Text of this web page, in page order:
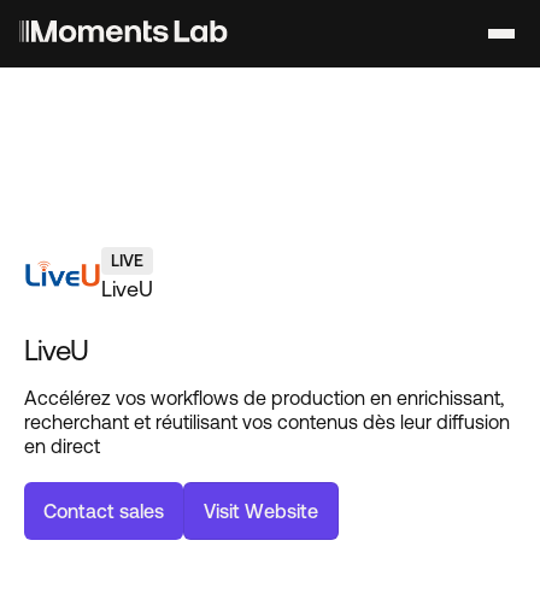
LIVE
LiveU
LiveU
Accélérez vos workflows de production en enrichissant,
recherchant et réutilisant vos contenus dès leur diffusion
en direct
Contact sales Visit Website